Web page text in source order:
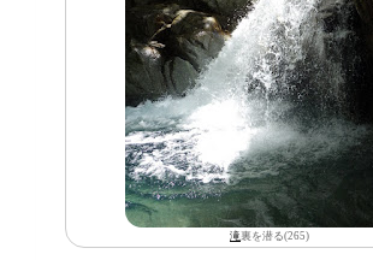
滝裏を潜る(265)